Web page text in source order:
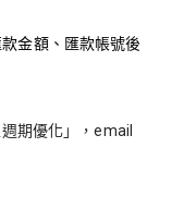
款金額、匯款帳號後
期優化」，email